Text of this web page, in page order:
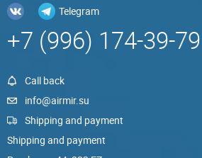
Telegram
+7 (996) 174-39-79
Call back
info@airmir.su
Shipping and payment
Shipping and payment